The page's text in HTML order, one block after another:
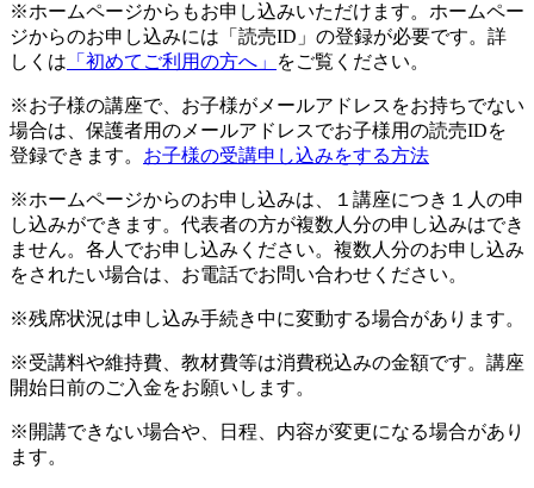
※ホームページからもお申し込みいただけます。ホームペー
ジからのお申し込みには「読売ID」の登録が必要です。詳
しくは 「初めてご利用の方へ」 をご覧ください。
※お子様の講座で、お子様がメールアドレスをお持ちでない
場合は、保護者用のメールアドレスでお子様用の読売IDを
登録できます。 お子様の受講申し込みをする方法
※ホームページからのお申し込みは、１講座につき１人の申
し込みができます。代表者の方が複数人分の申し込みはでき
ません。各人でお申し込みください。複数人分のお申し込み
をされたい場合は、お電話でお問い合わせください。
※残席状況は申し込み手続き中に変動する場合があります。
※受講料や維持費、教材費等は消費税込みの金額です。講座
開始日前のご入金をお願いします。
※開講できない場合や、日程、内容が変更になる場合があり
ます。